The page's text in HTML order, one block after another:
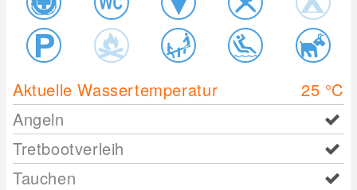
Aktuelle Wassertemperatur 25 °C
Angeln
Tretbootverleih
Tauchen